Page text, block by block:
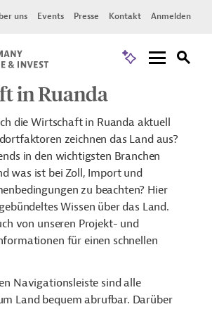
uns Events Presse Kontakt Anmelden
in Ruanda
die Wirtschaft in Ruanda aktuell
zeichnen das Land aus?
in den wichtigsten Branchen
was ist bei Zoll, Import und
zu beachten? Hier
Wissen über das Land.
von unseren Projekt- und
für einen schnellen
Navigationsleiste sind alle
Land bequem abrufbar. Darüber